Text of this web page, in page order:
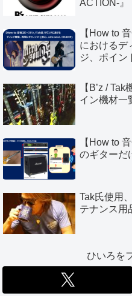
ACTION-』
【How to
におけるデ
ジ、ポイン
【B’z /
イン機材一
【How to
のギターだ
Tak氏使用
テナンス用
ひいろを